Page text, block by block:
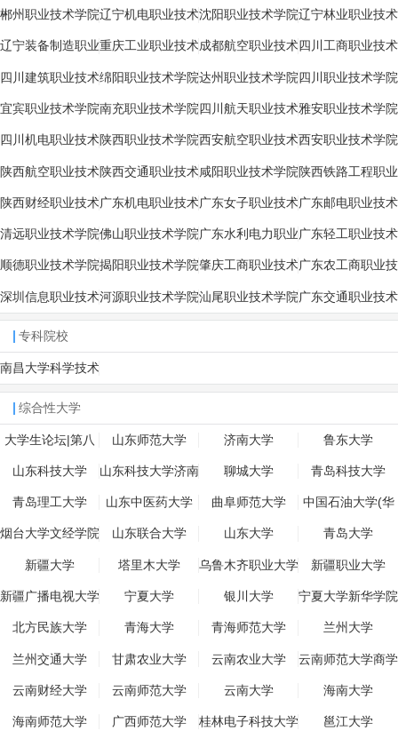
学院 学院
郴州职业技术学院辽宁机电职业技术
学院
沈阳职业技术学院辽宁林业职业技术
学院
辽宁装备制造职业
技术学院
重庆工业职业技术
学院
成都航空职业技术
学院
四川工商职业技术
学院
四川建筑职业技术
学院
绵阳职业技术学院达州职业技术学院四川职业技术学院
宜宾职业技术学院南充职业技术学院 四川航天职业技术
学院
雅安职业技术学院
四川机电职业技术
学院
陕西职业技术学院西安航空职业技术
学院
西安职业技术学院
陕西航空职业技术
学院
陕西交通职业技术
学院
咸阳职业技术学院 陕西铁路工程职业
技术学院
陕西财经职业技术
学院
广东机电职业技术
学院
广东女子职业技术
学院
广东邮电职业技术
学院
清远职业技术学院佛山职业技术学院广东水利电力职业
技术学院
广东轻工职业技术
学院
顺德职业技术学院揭阳职业技术学院肇庆工商职业技术
学院
广东农工商职业技
术学院
深圳信息职业技术
学院
河源职业技术学院汕尾职业技术学院 广东交通职业技术
专科院校
南昌大学科学技术
学院
综合性大学
大学生论坛|第八
公社
山东师范大学 济南大学 鲁东大学
山东科技大学 山东科技大学济南 聊城大学 青岛科技大学
青岛理工大学 山东中医药大学 曲阜师范大学 中国石油大学(华
东)
烟台大学文经学院 山东联合大学 山东大学 青岛大学
新疆大学 塔里木大学 乌鲁木齐职业大学 新疆职业大学
新疆广播电视大学 宁夏大学 银川大学 宁夏大学新华学院
北方民族大学 青海大学 青海师范大学 兰州大学
兰州交通大学 甘肃农业大学 云南农业大学 云南师范大学商学
院
云南财经大学 云南师范大学 云南大学 海南大学
海南师范大学 广西师范大学 桂林电子科技大学 邕江大学